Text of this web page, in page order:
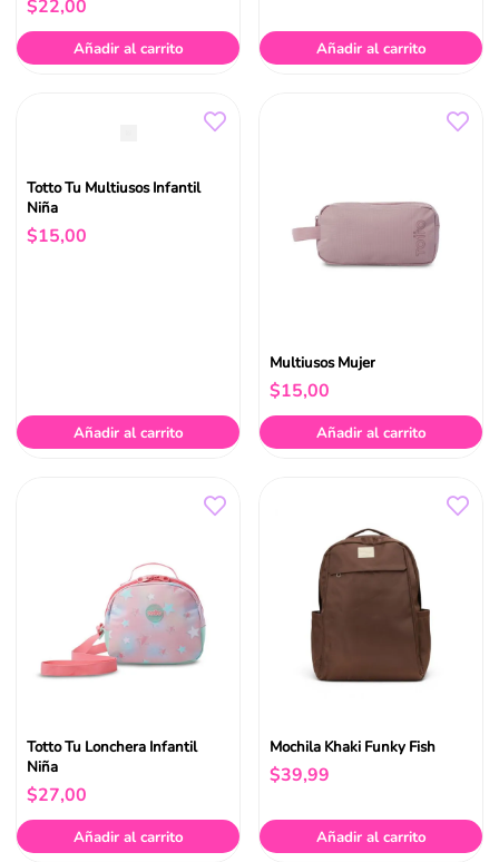
$22,00
Añadir al carrito Añadir al carrito
Totto Tu Multiusos Infantil
Niña
$15,00
Añadir al carrito
Multiusos Mujer
$15,00
Añadir al carrito
Totto Tu Lonchera Infantil
Niña
$27,00
Añadir al carrito
Mochila Khaki Funky Fish
$39,99
Añadir al carrito